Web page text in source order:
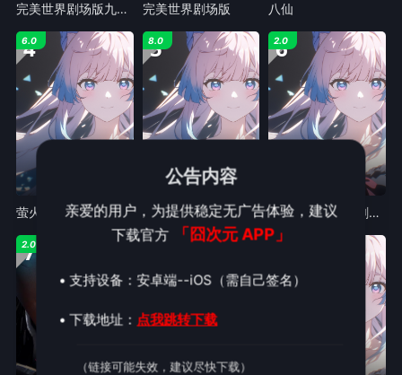
​完美世界剧场版九劫焚天​ 完美世界剧场版 八仙
4
6.0
萤火之森
5
1全
8.0
罗小黑战记
6
2.0
斗罗大陆剧场版剑道尘心
7
2.0 8
8.0 9
10.0
公告内容
亲爱的用户，为提供稳定无广告体验，建议
下载官方
「囧次元 APP」
• 支持设备：安卓端--iOS（需自己签名）
• 下载地址： 点我跳转下载
（链接可能失效，建议尽快下载）